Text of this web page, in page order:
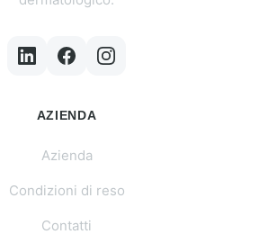
AZIENDA
Azienda
Condizioni di reso
Contatti